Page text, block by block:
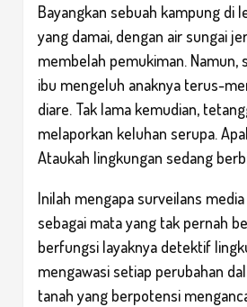
Bayangkan sebuah kampung di
yang damai, dengan air sungai
membelah pemukiman. Namun,
ibu mengeluh anaknya terus-
diare. Tak lama kemudian,
melaporkan keluhan serupa.
Ataukah lingkungan sedang
Inilah mengapa surveilans
sebagai mata yang tak pernah
berfungsi layaknya detektif
mengawasi setiap perubahan
tanah yang berpotensi